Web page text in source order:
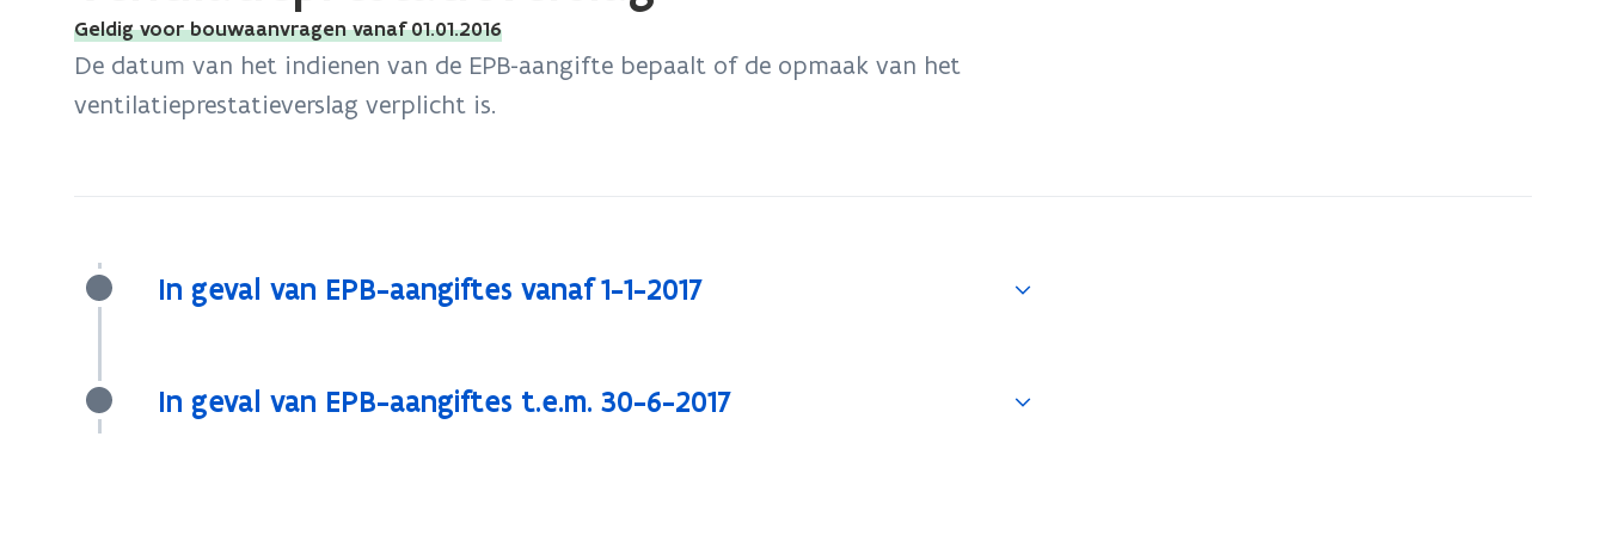
bevindt
Ventilatieprestatieverslag
Geldig voor bouwaanvragen vanaf 01.01.2016
De datum van het indienen van de EPB-aangifte bepaalt of de opmaak van het
ventilatieprestatieverslag verplicht is.
In geval van EPB-aangiftes vanaf 1-1-2017
In geval van EPB-aangiftes t.e.m. 30-6-2017